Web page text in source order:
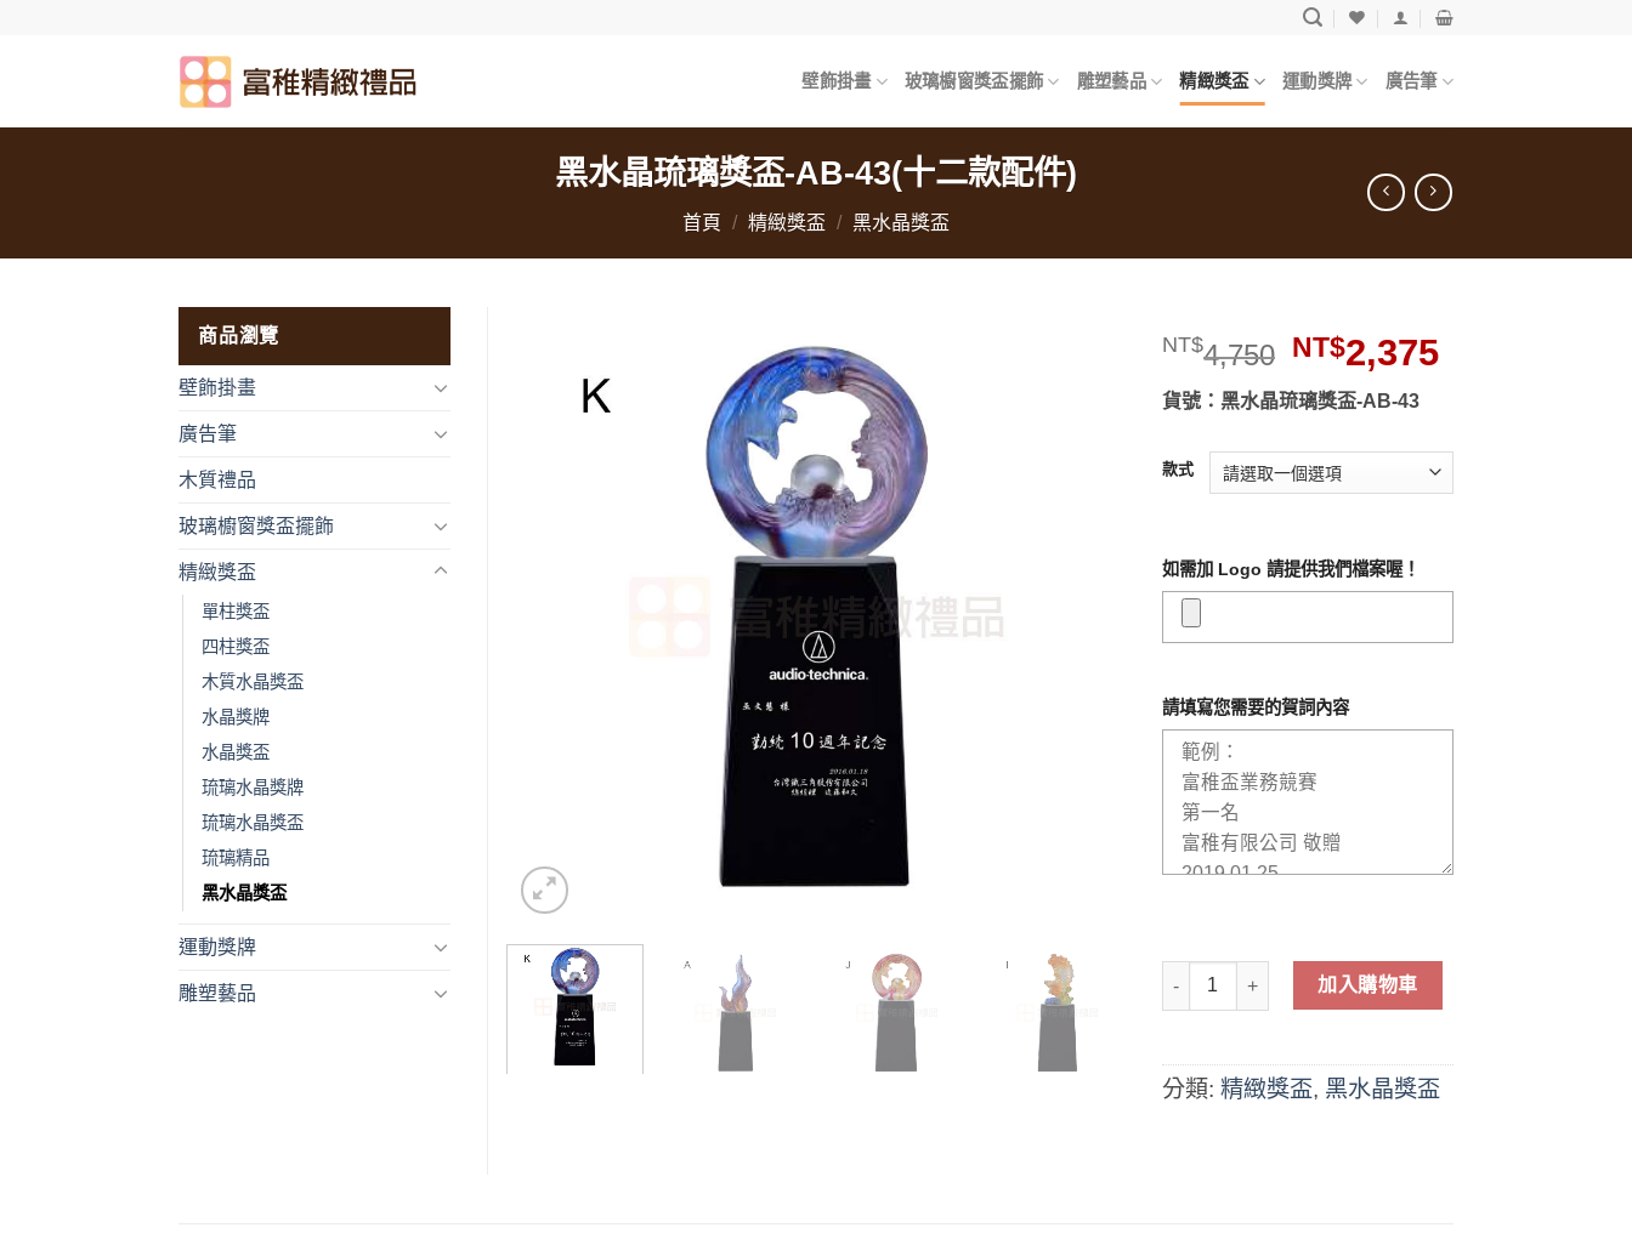
壁飾掛畫 玻璃櫥窗獎盃擺飾 雕塑藝品 精緻獎盃 運動獎牌 廣告筆
黑水晶琉璃獎盃-AB-43(十二款配件)
首頁 / 精緻獎盃 / 黑水晶獎盃
NT$4,750 原
價
NT$4,750。
NT$2,375目
NT$2,375。
貨號：黑水晶琉璃獎盃-AB-43
款式
如需加 Logo 請提供我們檔案喔！
請填寫您需要的賀詞內容
黑水晶琉璃獎盃-AB-43(十二款配件) 數量
加入購物車
分類: 精緻獎盃, 黑水晶獎盃
商品瀏覽
壁飾掛畫
廣告筆
木質禮品
玻璃櫥窗獎盃擺飾
精緻獎盃
單柱獎盃
四柱獎盃
木質水晶獎盃
水晶獎牌
水晶獎盃
琉璃水晶獎牌
琉璃水晶獎盃
琉璃精品
黑水晶獎盃
運動獎牌
雕塑藝品